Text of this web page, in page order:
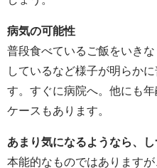
病気の可能性
普段食べているご飯をいき
しているなど様子が明らか
す。すぐに病院へ。他にも
ケースもあります。
あまり気になるようなら、
本能的なものではあります